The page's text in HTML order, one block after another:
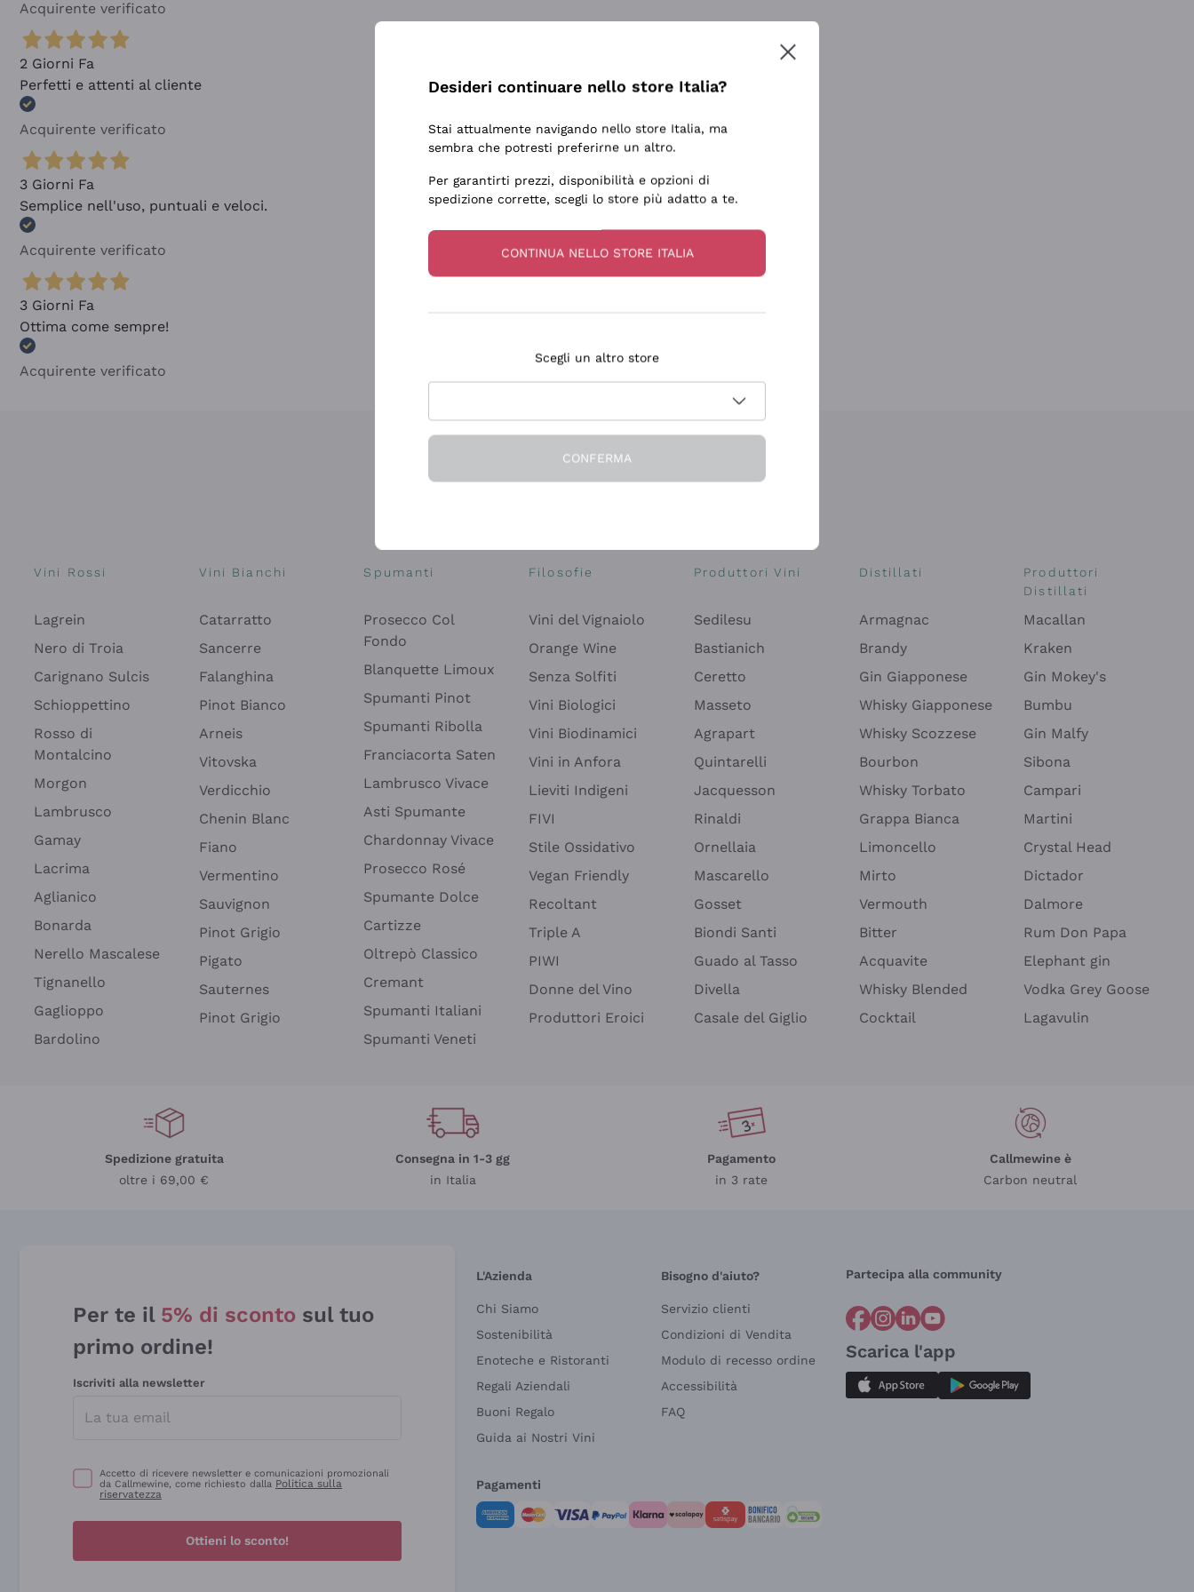
Acquirente verificato
2 Giorni Fa
Perfetti e attenti al cliente
Acquirente verificato
3 Giorni Fa
Semplice nell'uso, puntuali e veloci.
Acquirente verificato
3 Giorni Fa
Ottima come sempre!
Acquirente verificato
Vini Rossi
Lagrein
Nero di Troia
Carignano Sulcis
Schioppettino
Rosso di
Montalcino
Morgon
Lambrusco
Gamay
Lacrima
Aglianico
Bonarda
Nerello Mascalese
Tignanello
Gaglioppo
Bardolino
Vini Bianchi
Catarratto
Sancerre
Falanghina
Pinot Bianco
Arneis
Vitovska
Verdicchio
Chenin Blanc
Fiano
Vermentino
Sauvignon
Pinot Grigio
Pigato
Sauternes
Pinot Grigio
Spumanti
Prosecco Col
Fondo
Blanquette Limoux
Spumanti Pinot
Spumanti Ribolla
Franciacorta Saten
Lambrusco Vivace
Asti Spumante
Chardonnay Vivace
Prosecco Rosé
Spumante Dolce
Cartizze
Oltrepò Classico
Cremant
Spumanti Italiani
Spumanti Veneti
Filosofie
Vini del Vignaiolo
Orange Wine
Senza Solfiti
Vini Biologici
Vini Biodinamici
Vini in Anfora
Lieviti Indigeni
FIVI
Stile Ossidativo
Vegan Friendly
Recoltant
Triple A
PIWI
Donne del Vino
Produttori Eroici
Produttori Vini
Sedilesu
Bastianich
Ceretto
Masseto
Agrapart
Quintarelli
Jacquesson
Rinaldi
Ornellaia
Mascarello
Gosset
Biondi Santi
Guado al Tasso
Divella
Casale del Giglio
Distillati
Armagnac
Brandy
Gin Giapponese
Whisky Giapponese
Whisky Scozzese
Bourbon
Whisky Torbato
Grappa Bianca
Limoncello
Mirto
Vermouth
Bitter
Acquavite
Whisky Blended
Cocktail
Produttori
Distillati
Macallan
Kraken
Gin Mokey's
Bumbu
Gin Malfy
Sibona
Campari
Martini
Crystal Head
Dictador
Dalmore
Rum Don Papa
Elephant gin
Vodka Grey Goose
Lagavulin
Spedizione gratuita
oltre i 69,00 €
Consegna in 1-3 gg
in Italia
Pagamento
in 3 rate
Callmewine è
Carbon neutral
Per te il 5% di sconto sul tuo
primo ordine!
Iscriviti alla newsletter
Accetto di ricevere newsletter e comunicazioni promozionali
da Callmewine, come richiesto dalla Politica sulla
riservatezza
Ottieni lo sconto!
L'Azienda
Chi Siamo
Sostenibilità
Enoteche e Ristoranti
Regali Aziendali
Buoni Regalo
Guida ai Nostri Vini
Bisogno d'aiuto?
Servizio clienti
Condizioni di Vendita
Modulo di recesso ordine
Accessibilità
FAQ
Partecipa alla community
Scarica l'app
Pagamenti
Desideri continuare nello store Italia?
Stai attualmente navigando nello store Italia, ma
sembra che potresti preferirne un altro.
Per garantirti prezzi, disponibilità e opzioni di
spedizione corrette, scegli lo store più adatto a te.
CONTINUA NELLO STORE ITALIA
Scegli un altro store
CONFERMA